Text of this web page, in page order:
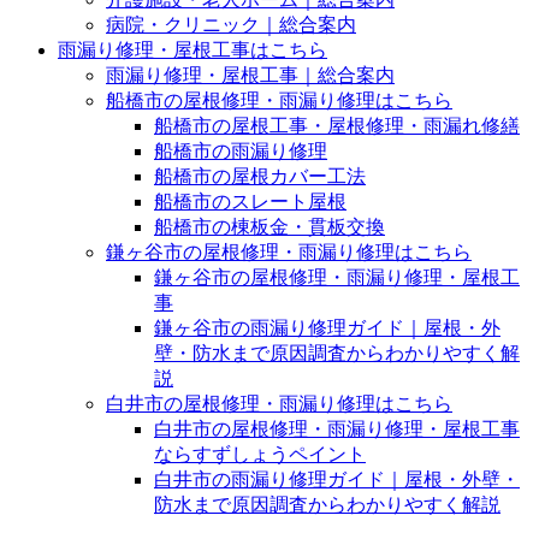
病院・クリニック｜総合案内
雨漏り修理・屋根工事はこちら
雨漏り修理・屋根工事｜総合案内
船橋市の屋根修理・雨漏り修理はこちら
船橋市の屋根工事・屋根修理・雨漏れ修繕
船橋市の雨漏り修理
船橋市の屋根カバー工法
船橋市のスレート屋根
船橋市の棟板金・貫板交換
鎌ヶ谷市の屋根修理・雨漏り修理はこちら
鎌ヶ谷市の屋根修理・雨漏り修理・屋根工
事
鎌ヶ谷市の雨漏り修理ガイド｜屋根・外
壁・防水まで原因調査からわかりやすく解
説
白井市の屋根修理・雨漏り修理はこちら
白井市の屋根修理・雨漏り修理・屋根工事
ならすずしょうペイント
白井市の雨漏り修理ガイド｜屋根・外壁・
防水まで原因調査からわかりやすく解説